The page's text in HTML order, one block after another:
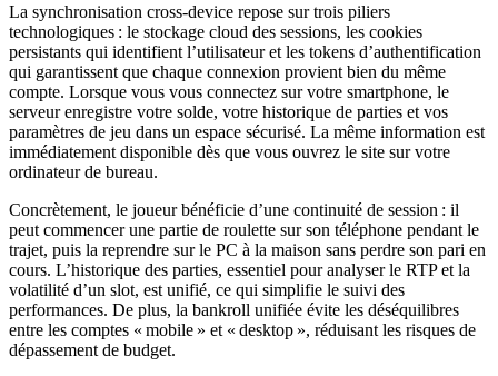
La synchronisation cross‑device repose sur trois piliers
technologiques : le stockage cloud des sessions, les cookies
persistants qui identifient l’utilisateur et les tokens d’authentification
qui garantissent que chaque connexion provient bien du même
compte. Lorsque vous vous connectez sur votre smartphone, le
serveur enregistre votre solde, votre historique de parties et vos
paramètres de jeu dans un espace sécurisé. La même information est
immédiatement disponible dès que vous ouvrez le site sur votre
ordinateur de bureau.
Concrètement, le joueur bénéficie d’une continuité de session : il
peut commencer une partie de roulette sur son téléphone pendant le
trajet, puis la reprendre sur le PC à la maison sans perdre son pari en
cours. L’historique des parties, essentiel pour analyser le RTP et la
volatilité d’un slot, est unifié, ce qui simplifie le suivi des
performances. De plus, la bankroll unifiée évite les déséquilibres
entre les comptes « mobile » et « desktop », réduisant les risques de
dépassement de budget.